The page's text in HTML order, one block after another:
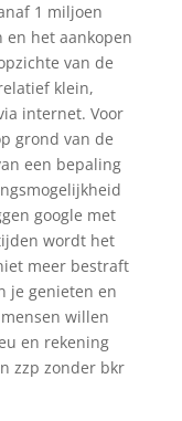
1 miljoen
en het aankopen
van de
klein,
internet. Voor
grond van de
een bepaling
google met
wordt het
meer bestraft
je genieten en
willen
en rekening
zzp zonder bkr